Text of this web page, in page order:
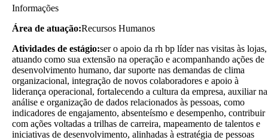
Informações
Área de atuação:Recursos Humanos
Atividades de estágio:ser o apoio da rh bp líder nas visitas às lojas,
atuando como sua extensão na operação e acompanhando ações de
desenvolvimento humano, dar suporte nas demandas de clima
organizacional, integração de novos colaboradores e apoio à
liderança operacional, fortalecendo a cultura da empresa, auxiliar na
análise e organização de dados relacionados às pessoas, como
indicadores de engajamento, absenteísmo e desempenho, contribuir
com ações voltadas a trilhas de carreira, mapeamento de talentos e
iniciativas de desenvolvimento, alinhadas à estratégia de pessoas